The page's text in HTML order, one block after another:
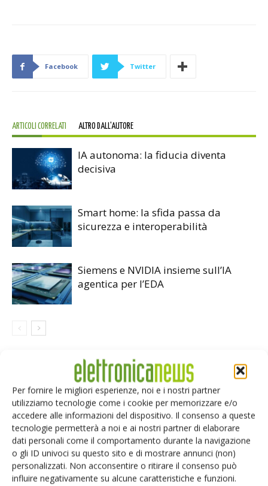
Per fornire le migliori esperienze, noi e i nostri partner
utilizziamo tecnologie come i cookie per memorizzare e/o
accedere alle informazioni del dispositivo. Il consenso a queste
tecnologie permetterà a noi e ai nostri partner di elaborare
dati personali come il comportamento durante la navigazione
o gli ID univoci su questo sito e di mostrare annunci (non)
personalizzati. Non acconsentire o ritirare il consenso può
influire negativamente su alcune caratteristiche e funzioni.
Facebook Twitter
ARTICOLI CORRELATI ALTRO DALL'AUTORE
IA autonoma: la fiducia diventa
decisiva
Smart home: la sfida passa da
sicurezza e interoperabilità
Siemens e NVIDIA insieme sull’IA
agentica per l’EDA
LASCIA UN COMMENTO